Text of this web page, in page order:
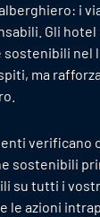
i
Gli
sostenibili nel
ma
verificano
sostenibili
su tutti i
le azioni